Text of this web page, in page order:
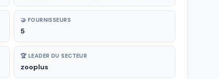
🤝 FOURNISSEURS
5
🏆 LEADER DU SECTEUR
zooplus